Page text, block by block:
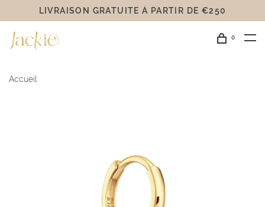
LIVRAISON GRATUITE Á PARTIR DE €250
0
Accueil